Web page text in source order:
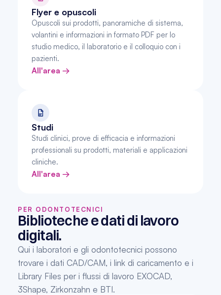
Flyer e opuscoli
Opuscoli sui prodotti, panoramiche di sistema,
volantini e informazioni in formato PDF per lo
studio medico, il laboratorio e il colloquio con i
pazienti.
All'area →
Studi
Studi clinici, prove di efficacia e informazioni
professionali su prodotti, materiali e applicazioni
cliniche.
All'area →
PER ODONTOTECNICI
Biblioteche e dati di lavoro
digitali.
Qui i laboratori e gli odontotecnici possono
trovare i dati CAD/CAM, i link di caricamento e i
Library Files per i flussi di lavoro EXOCAD,
3Shape, Zirkonzahn e BTI.